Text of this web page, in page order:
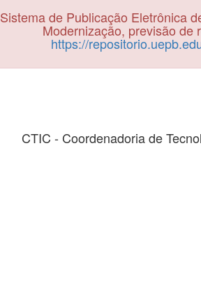
Sistema de Publicação Eletrônica
Modernização, previsão de
https://
CTIC - Coordenadoria de